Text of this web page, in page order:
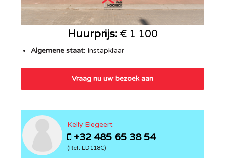
Huurprijs:€ 1 100
Algemene staat: Instapklaar
Vraag nu uw bezoek aan
Kelly Elegeert
+32 485 65 38 54
(Ref. LD118C)